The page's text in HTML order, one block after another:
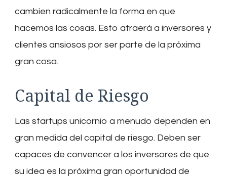
cambien radicalmente la forma en que
hacemos las cosas. Esto atraerá a inversores y
clientes ansiosos por ser parte de la próxima
gran cosa.
Capital de Riesgo
Las startups unicornio a menudo dependen en
gran medida del capital de riesgo. Deben ser
capaces de convencer a los inversores de que
su idea es la próxima gran oportunidad de